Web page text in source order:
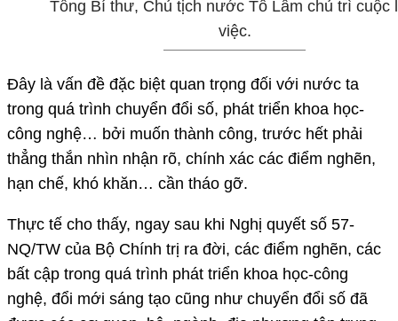
Tổng Bí thư, Chủ tịch nước Tô Lâm chủ trì cuộc
việc.
Đây là vấn đề đặc biệt quan trọng đối với nước ta
trong quá trình chuyển đổi số, phát triển khoa học-
công nghệ… bởi muốn thành công, trước hết phải
thẳng thắn nhìn nhận rõ, chính xác các điểm nghẽn,
hạn chế, khó khăn… cần tháo gỡ.
Thực tế cho thấy, ngay sau khi Nghị quyết số 57-
NQ/TW của Bộ Chính trị ra đời, các điểm nghẽn, các
bất cập trong quá trình phát triển khoa học-công
nghệ, đổi mới sáng tạo cũng như chuyển đổi số đã